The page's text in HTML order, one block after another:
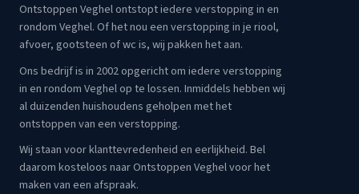
Ontstoppen Veghel ontstopt iedere verstopping in en
rondom Veghel. Of het nou een verstopping in je riool,
afvoer, gootsteen of wc is, wij pakken het aan.
Ons bedrijf is in 2002 opgericht om iedere verstopping
in en rondom Veghel op te lossen. Inmiddels hebben wij
al duizenden huishoudens geholpen met het
ontstoppen van een verstopping.
Wij staan voor klanttevredenheid en eerlijkheid. Bel
daarom kosteloos naar Ontstoppen Veghel voor het
maken van een afspraak.